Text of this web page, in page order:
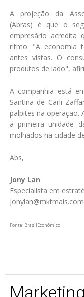
A projeção da
(Abras) é que o
empresário acredita
ritmo. "A economia
antes vistas. O
produtos de lado",
A companhia está
Santina de Carli
palpites na operação.
a primeira unidade
molhados na cidade
Abs,
Jony Lan
Especialista em
jonylan@mktmais.com
Fonte: BrasilEconômico